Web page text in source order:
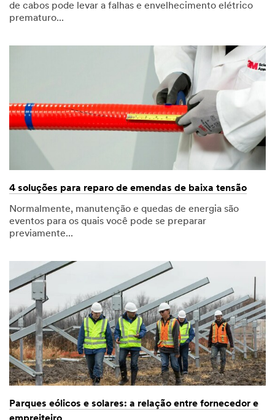
de cabos pode levar a falhas e envelhecimento elétrico
prematuro...
4 soluções para reparo de emendas de baixa tensão
Normalmente, manutenção e quedas de energia são
eventos para os quais você pode se preparar
previamente...
Parques eólicos e solares: a relação entre fornecedor e